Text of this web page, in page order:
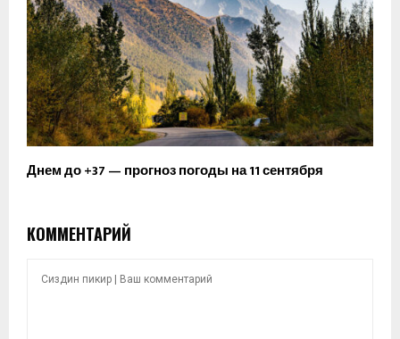
Днем до +37 — прогноз погоды на 11 сентября
КОММЕНТАРИЙ